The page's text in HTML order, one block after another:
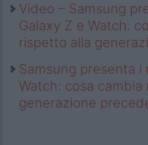
Video – Samsung
Galaxy Z e Watch:
rispetto alla
Samsung presenta i
Watch: cosa cambia
generazione